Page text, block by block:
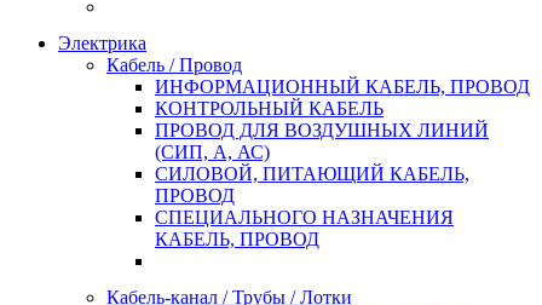
Электрика
Кабель / Провод
ИНФОРМАЦИОННЫЙ КАБЕЛЬ, ПРОВОД
КОНТРОЛЬНЫЙ КАБЕЛЬ
ПРОВОД ДЛЯ ВОЗДУШНЫХ ЛИНИЙ
(СИП, А, АС)
СИЛОВОЙ, ПИТАЮЩИЙ КАБЕЛЬ,
ПРОВОД
СПЕЦИАЛЬНОГО НАЗНАЧЕНИЯ
КАБЕЛЬ, ПРОВОД
Кабель-канал / Трубы / Лотки